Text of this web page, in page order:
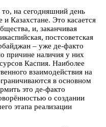
на сегодняшний день
Казахстане. Это касается
и, заканчивая
постсоветская
– уже де-факто
причине наличия у них
Каспия. Наиболее
взаимодействия на
в основном
это де-факто
о создании
этапа реализации